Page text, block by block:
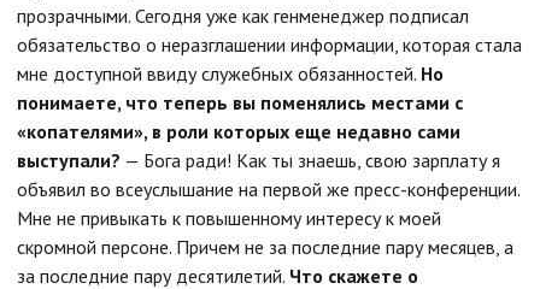
прозрачными. Сегодня уже как генменеджер подписал
обязательство о неразглашении информации, которая стала
мне доступной ввиду служебных обязанностей. Но
понимаете, что теперь вы поменялись местами с
«копателями», в роли которых еще недавно сами
выступали? — Бога ради! Как ты знаешь, свою зарплату я
объявил во всеуслышание на первой же пресс-конференции.
Мне не привыкать к повышенному интересу к моей
скромной персоне. Причем не за последние пару месяцев, а
за последние пару десятилетий. Что скажете о